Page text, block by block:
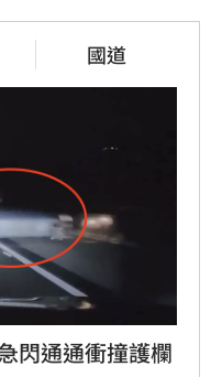
國道
閃通通衝撞護欄